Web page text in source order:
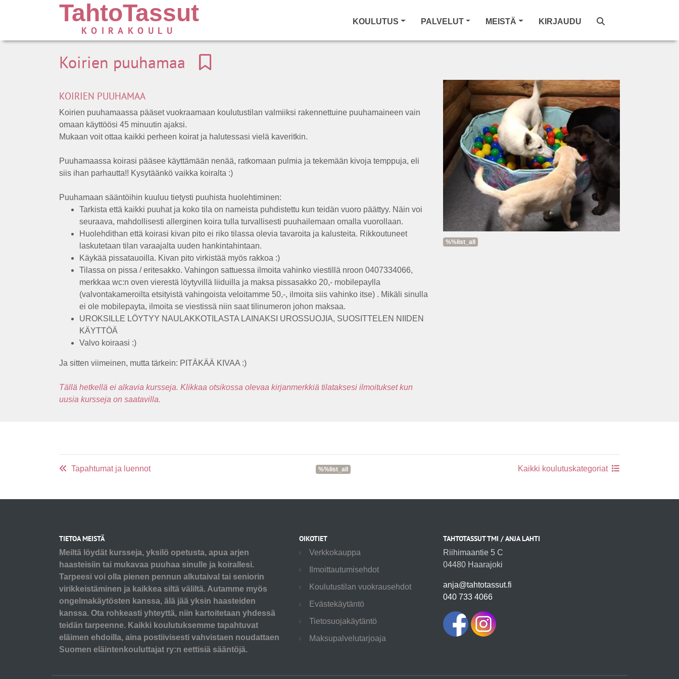
TahtoTassut
KOIRAKOULU
KOULUTUS PALVELUT MEISTÄ KIRJAUDU
Koirien puuhamaa
KOIRIEN PUUHAMAA
Koirien puuhamaassa pääset vuokraamaan koulutustilan valmiiksi rakennettuine puuhamaineen vain
omaan käyttöösi 45 minuutin ajaksi.
Mukaan voit ottaa kaikki perheen koirat ja halutessasi vielä kaveritkin.
Puuhamaassa koirasi pääsee käyttämään nenää, ratkomaan pulmia ja tekemään kivoja temppuja, eli
siis ihan parhautta!! Kysytäänkö vaikka koiralta :)
Puuhamaan sääntöihin kuuluu tietysti puuhista huolehtiminen:
Tarkista että kaikki puuhat ja koko tila on nameista puhdistettu kun teidän vuoro päättyy. Näin voi
seuraava, mahdollisesti allerginen koira tulla turvallisesti puuhailemaan omalla vuorollaan.
Huolehdithan että koirasi kivan pito ei riko tilassa olevia tavaroita ja kalusteita. Rikkoutuneet
laskutetaan tilan varaajalta uuden hankintahintaan.
Käykää pissatauoilla. Kivan pito virkistää myös rakkoa :)
Tilassa on pissa / eritesakko. Vahingon sattuessa ilmoita vahinko viestillä nroon 0407334066,
merkkaa wc:n oven vierestä löytyvillä liiduilla ja maksa pissasakko 20,- mobilepaylla
(valvontakameroilta etsityistä vahingoista veloitamme 50,-, ilmoita siis vahinko itse) . Mikäli sinulla
ei ole mobilepayta, ilmoita se viestissä niin saat tilinumeron johon maksaa.
UROKSILLE LÖYTYY NAULAKKOTILASTA LAINAKSI UROSSUOJIA, SUOSITTELEN NIIDEN
KÄYTTÖÄ
Valvo koiraasi :)
Ja sitten viimeinen, mutta tärkein: PITÄKÄÄ KIVAA :)
Tällä hetkellä ei alkavia kursseja. Klikkaa otsikossa olevaa kirjanmerkkiä tilataksesi ilmoitukset kun
uusia kursseja on saatavilla.
%%list_all
Tapahtumat ja luennot %%list_all Kaikki koulutuskategoriat
TIETOA MEISTÄ
Meiltä löydät kursseja, yksilö opetusta, apua arjen
haasteisiin tai mukavaa puuhaa sinulle ja koirallesi.
Tarpeesi voi olla pienen pennun alkutaival tai seniorin
virikkeistäminen ja kaikkea siltä väliltä. Autamme myös
ongelmakäytösten kanssa, älä jää yksin haasteiden
kanssa. Ota rohkeasti yhteyttä, niin kartoitetaan yhdessä
teidän tarpeenne. Kaikki koulutuksemme tapahtuvat
eläimen ehdoilla, aina postiivisesti vahvistaen noudattaen
Suomen eläintenkouluttajat ry:n eettisiä sääntöjä.
OIKOTIET
Verkkokauppa
Ilmoittautumisehdot
Koulutustilan vuokrausehdot
Evästekäytäntö
Tietosuojakäytäntö
Maksupalvelutarjoaja
TAHTOTASSUT TMI / ANJA LAHTI
Riihimaantie 5 C
04480 Haarajoki
anja@tahtotassut.fi
040 733 4066